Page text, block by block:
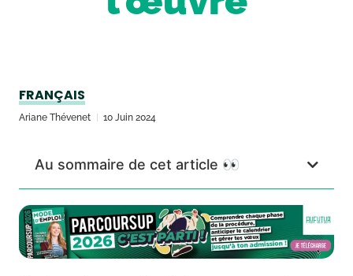
FRANÇAIS
Ariane Thévenet 10 Juin 2024
Au sommaire de cet article 👀